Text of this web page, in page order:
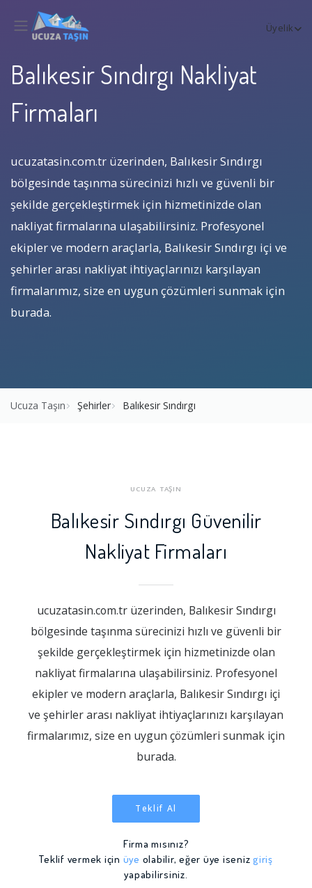
Üyelik
Balıkesir Sındırgı Nakliyat
Firmaları
ucuzatasin.com.tr üzerinden, Balıkesir Sındırgı
bölgesinde taşınma sürecinizi hızlı ve güvenli bir
şekilde gerçekleştirmek için hizmetinizde olan
nakliyat firmalarına ulaşabilirsiniz. Profesyonel
ekipler ve modern araçlarla, Balıkesir Sındırgı içi ve
şehirler arası nakliyat ihtiyaçlarınızı karşılayan
firmalarımız, size en uygun çözümleri sunmak için
burada.
Ucuza Taşın Şehirler Balıkesir Sındırgı
UCUZA TAŞIN
Balıkesir Sındırgı Güvenilir
Nakliyat Firmaları
ucuzatasin.com.tr üzerinden, Balıkesir Sındırgı
bölgesinde taşınma sürecinizi hızlı ve güvenli bir
şekilde gerçekleştirmek için hizmetinizde olan
nakliyat firmalarına ulaşabilirsiniz. Profesyonel
ekipler ve modern araçlarla, Balıkesir Sındırgı içi
ve şehirler arası nakliyat ihtiyaçlarınızı karşılayan
firmalarımız, size en uygun çözümleri sunmak için
burada.
Teklif Al
Firma mısınız?
Teklif vermek için üye olabilir, eğer üye iseniz giriş
yapabilirsiniz.